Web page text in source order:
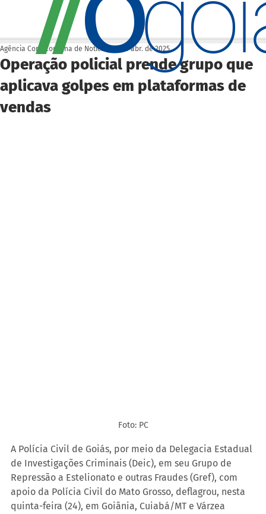
Operação policial prende grupo que
aplicava golpes em plataformas de
vendas
Agência Cora Coralina de Notícias 25 de abr. de 2025
Foto: PC
A Polícia Civil de Goiás, por meio da Delegacia Estadual
de Investigações Criminais (Deic), em seu Grupo de
Repressão a Estelionato e outras Fraudes (Gref), com
apoio da Polícia Civil do Mato Grosso, deflagrou, nesta
quinta-feira (24), em Goiânia, Cuiabá/MT e Várzea